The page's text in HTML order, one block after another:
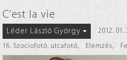
C’est la vie
Léder László György 2012. 01.
16. Szociofotó, utcafotó, Elemzés,